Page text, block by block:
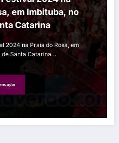
em Imbituba, no
Catarina
2024 na Praia do Rosa, em
de Santa Catarina…